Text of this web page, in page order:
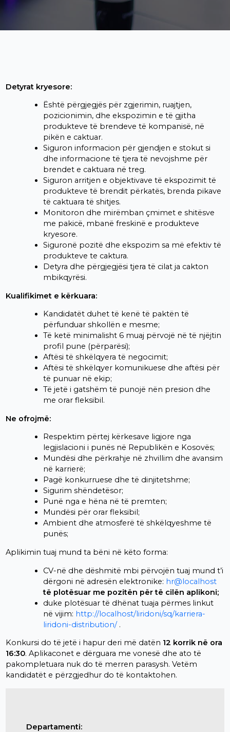
Detyrat kryesore:
Është përgjegjës për zgjerimin, ruajtjen,
pozicionimin, dhe ekspozimin e të gjitha
produkteve të brendeve të kompanisë, në
pikën e caktuar.
Siguron informacion për gjendjen e stokut si
dhe informacione të tjera të nevojshme për
brendet e caktuara në treg.
Siguron arritjen e objektivave të ekspozimit të
produkteve të brendit përkatës, brenda pikave
të caktuara të shitjes.
Monitoron dhe mirëmban çmimet e shitësve
me pakicë, mbanë freskinë e produkteve
kryesore.
Siguronë pozitë dhe ekspozim sa më efektiv të
produkteve te caktura.
Detyra dhe përgjegjësi tjera të cilat ja cakton
mbikqyrësi.
Kualifikimet e kërkuara:
Kandidatët duhet të kenë të paktën të
përfunduar shkollën e mesme;
Të ketë minimalisht 6 muaj përvojë në të njëjtin
profil pune (përparësi);
Aftësi të shkëlqyera të negocimit;
Aftësi të shkëlqyer komunikuese dhe aftësi për
të punuar në ekip;
Të jetë i gatshëm të punojë nën presion dhe
me orar fleksibil.
Ne ofrojmë:
Respektim përtej kërkesave ligjore nga
legjislacioni i punës në Republikën e Kosovës;
Mundësi dhe përkrahje në zhvillim dhe avansim
në karrierë;
Pagë konkurruese dhe të dinjitetshme;
Sigurim shëndetësor;
Punë nga e hëna në të premten;
Mundësi për orar fleksibil;
Ambient dhe atmosferë të shkëlqyeshme të
punës;
Aplikimin tuaj mund ta bëni në këto forma:
CV-në dhe dëshmitë mbi përvojën tuaj mund t’i
dërgoni në adresën elektronike: hr@localhost
të plotësuar me pozitën për të cilën aplikoni;
duke plotësuar të dhënat tuaja përmes linkut
në vijim: http://localhost/liridoni/sq/karriera-
liridoni-distribution/.
Konkursi do të jetë i hapur deri më datën 12 korrik në ora
16:30. Aplikaconet e dërguara me vonesë dhe ato të
pakompletuara nuk do të merren parasysh. Vetëm
kandidatët e përzgjedhur do të kontaktohen.
Departamenti: